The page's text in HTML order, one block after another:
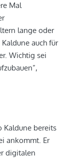
Mal
lange oder
auch für
Wichtig sei
Kaldune bereits
ankommt. Er
digitalen